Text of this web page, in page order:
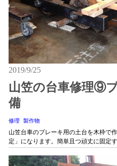
2019/9/25
山笠の台車修理⑨
備
修理 製作物
山笠台車のブレーキ用の土台を木枠で
定」になります。簡単且つ頑丈に固定